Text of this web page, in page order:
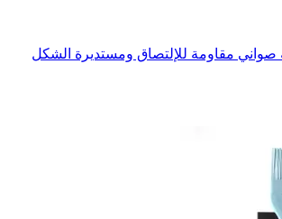
مقاومة للإلتصاق ومستديرة الشكل